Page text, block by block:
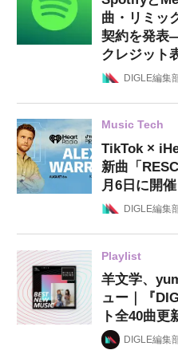
曲・リミッ
契約を発表
クレジット
DIGLE編集
Music Tech
TikTok ×
新曲「
月6日に開催
DIGLE編集
Playlist
羊文学、
ュー｜『
ト全40曲更
DIGLE編集